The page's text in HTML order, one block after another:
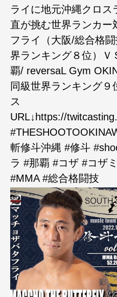
ライに地元沖縄クロス
直が挑む世界ランカー
フライ（大阪/総合格
界ランキング８位）Ｖ
覇/ reversaL Gym
同級世界ランキング９
ス
URL↓https://
斬修斗沖縄 #修斗
ラ #那覇 #コザ #コザ
#MMA #総合格闘技